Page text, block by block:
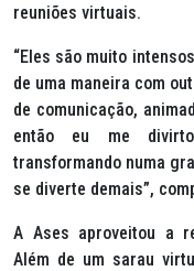
reuniões virtuais.
“Eles são muito
de uma maneira com
de comunicação,
então eu me
transformando numa
se diverte demais”,
A Ases aproveitou a
Além de um sarau